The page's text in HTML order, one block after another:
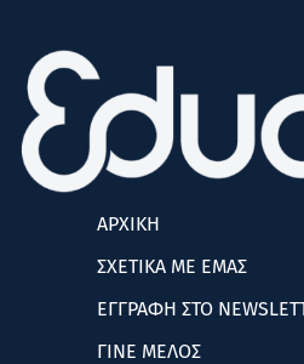
ΑΡΧΙΚΗ
ΣΧΕΤΙΚΑ ΜΕ ΕΜΑΣ
ΕΓΓΡΑΦΗ ΣΤΟ
ΓΙΝΕ ΜΕΛΟΣ